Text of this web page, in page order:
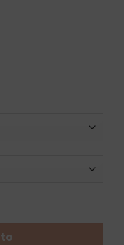
- Mujer cantidad